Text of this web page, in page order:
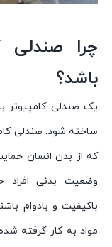
چرا صندلی
باشد؟
یک صندلی کامپیوتر
ساخته شود. صندلی
که از بدن انسان
وضعیت بدنی افراد
باکیفیت و بادوام
مواد به کار گرفته